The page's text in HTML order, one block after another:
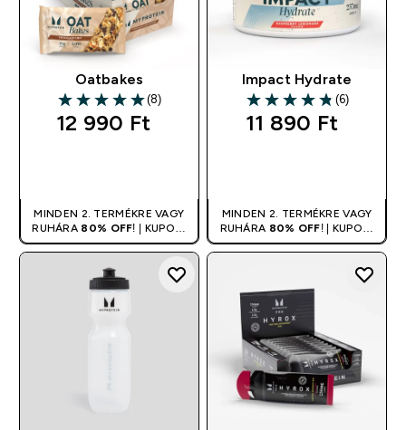
Oatbakes
5 out of 5 stars
(8)
12 990 Ft‎
MINDEN 2. TERMÉKRE VAGY
RUHÁRA 80% OFF! | KUPON:
DUPLA
Impact Hydrate
4.83 out of 5 stars
(6)
11 890 Ft‎
MINDEN 2. TERMÉKRE VAGY
RUHÁRA 80% OFF! | KUPON:
DUPLA